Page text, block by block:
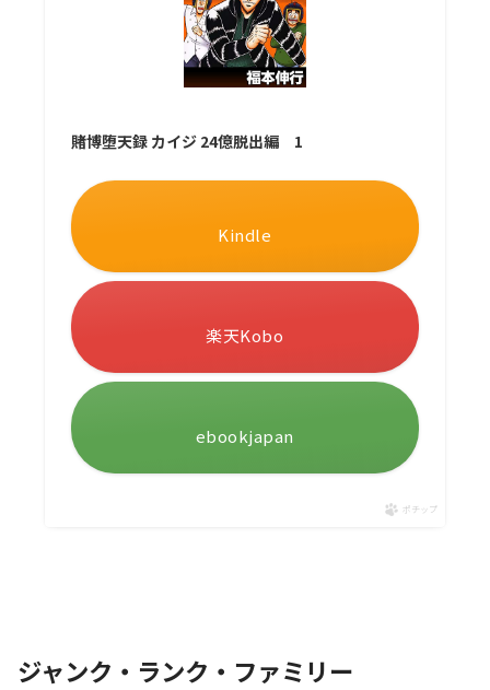
賭博堕天録 カイジ 24億脱出編 1
Kindle
楽天Kobo
ebookjapan
ポチップ
ジャンク・ランク・ファミリー